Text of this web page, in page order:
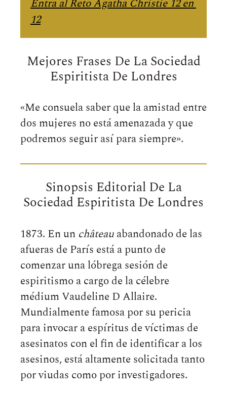
Entra al Reto Agatha Christie 12 en
12
Mejores Frases De La Sociedad
Espiritista De Londres
«Me consuela saber que la amistad entre
dos mujeres no está amenazada y que
podremos seguir así para siempre».
Sinopsis Editorial De La
Sociedad Espiritista De Londres
1873. En un châteauabandonado de las
afueras de París está a punto de
comenzar una lóbrega sesión de
espiritismo a cargo de la célebre
médium Vaudeline D Allaire.
Mundialmente famosa por su pericia
para invocar a espíritus de víctimas de
asesinatos con el fin de identificar a los
asesinos, está altamente solicitada tanto
por viudas como por investigadores.